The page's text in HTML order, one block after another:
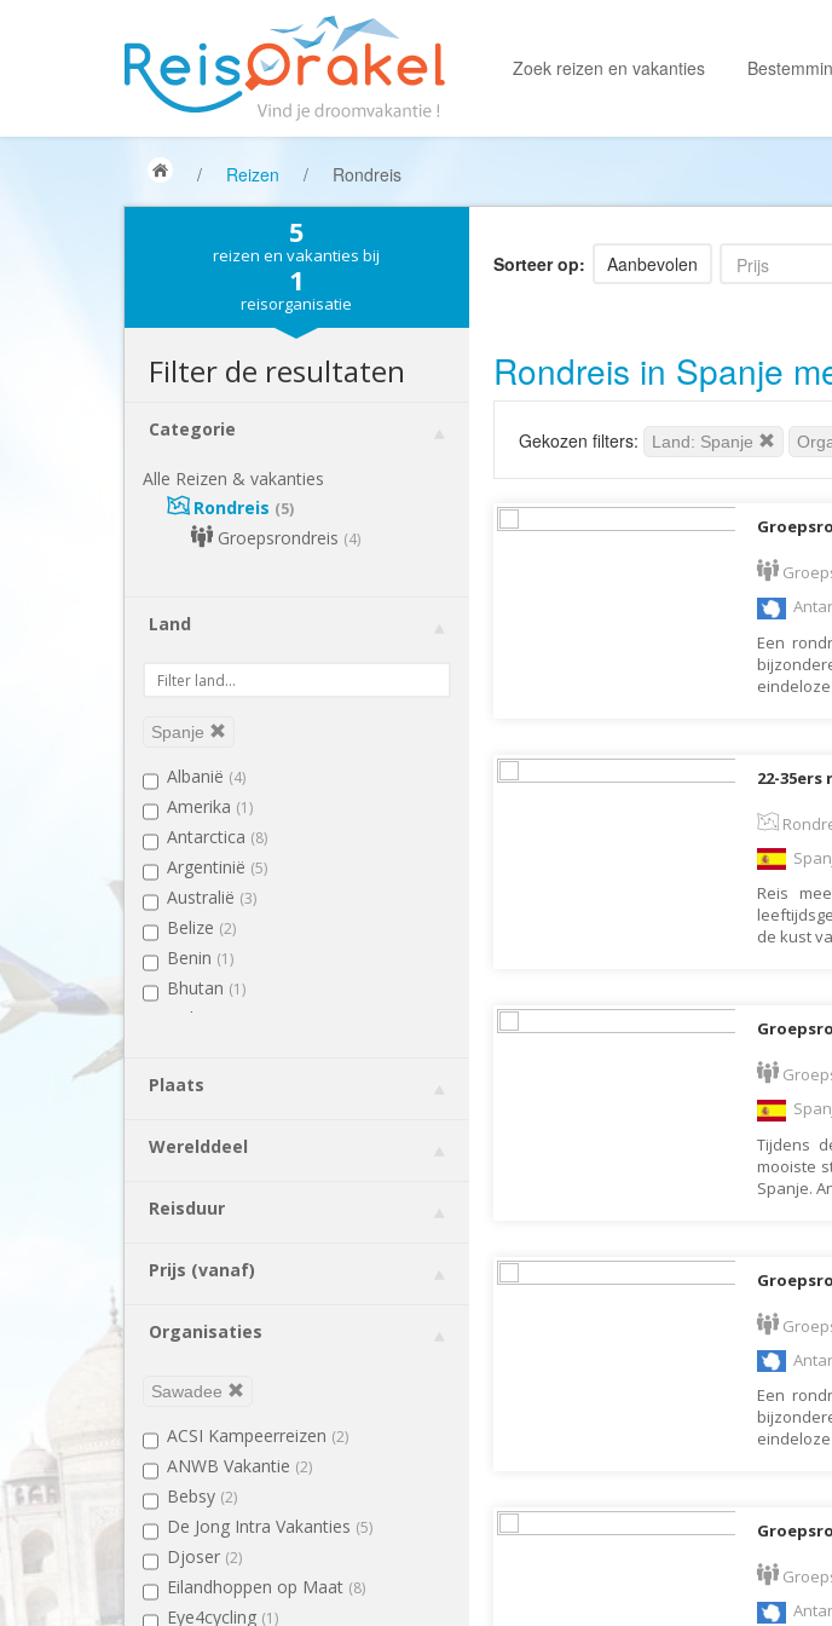
Zoek reizen en vakanties
Albanië
Angola
Aruba
Australië
België
Belize
Benin
Bermuda
Bonaire
Bosnië
Brazilië
Britse
Canada
Chili
China
Cuba
Curaçao
Cyprus
/ Reizen / Rondreis
5
reizen en vakanties bij
1
reisorganisatie
Filter de resultaten
Categorie
Alle Reizen & vakanties
Rondreis (5)
Groepsrondreis (4)
Land
Spanje
Albanië (4)
Amerika (1)
Antarctica (8)
Argentinië (5)
Australië (3)
Belize (2)
Benin (1)
Bhutan (1)
Bolivia
Botswana
Bulgarije(1)
Canada
China
Costa Rica
Ecuador(5)
El Salvador(2)
Engeland(2)
Estland(1)
Filipijnen(1)
Finland(3)
Galapagos Eilanden(3)
Plaats
Werelddeel
Reisduur
Prijs (vanaf)
Organisaties
Sawadee
ACSI Kampeerreizen (2)
ANWB Vakantie (2)
Bebsy (2)
De Jong Intra Vakanties (5)
Djoser (2)
Eilandhoppen op Maat (8)
Eye4cycling (1)
Sorteer op: Aanbevolen Prijs
Rondreis in Spanje
Gekozen filters: Land: Spanje
Een
22-35ers
Reis
de kust
Tijdens
mooiste
Spanje.
Een